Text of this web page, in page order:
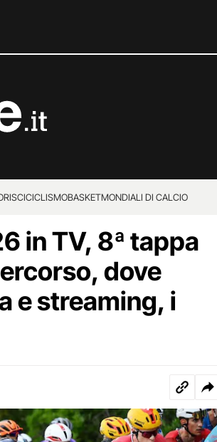
SCICICLISMOBASKETMONDIALI DI CALCIO
in TV, 8ª tappa
dove
e streaming, i